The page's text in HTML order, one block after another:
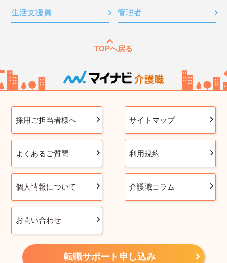
生活支援員 管理者
TOPへ戻る
採用ご担当者様へ サイトマップ
よくあるご質問 利用規約
個人情報について 介護職コラム
お問い合わせ
転職サポート申し込み